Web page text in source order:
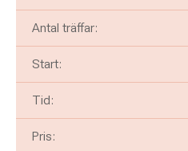
Antal träffar:
Start:
Tid:
Pris: